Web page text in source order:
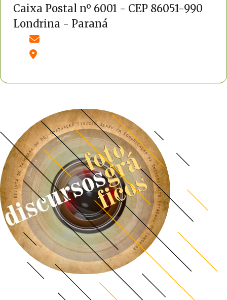
Caixa Postal nº 6001 - CEP 86051-990
Londrina - Paraná